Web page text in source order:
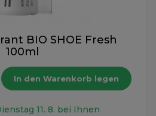
BIO SHOE Fresh
100ml
In den Warenkorb legen
11. 8. bei Ihnen